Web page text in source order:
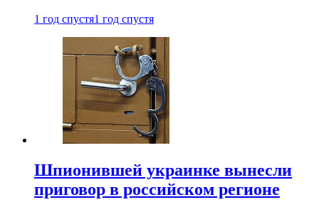
1 год спустя1 год спустя
Шпионившей украинке вынесли
приговор в российском регионе